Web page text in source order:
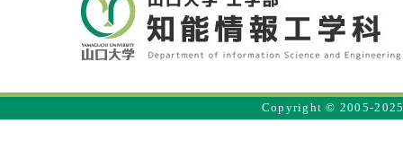
Copyright © 2005-